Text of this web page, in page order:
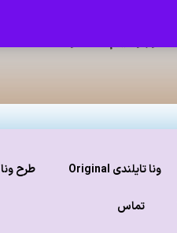
ونا تایلندی Original طرح ونا
تماس